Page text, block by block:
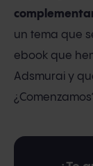
un tema que
ebook que
Adsmurai y